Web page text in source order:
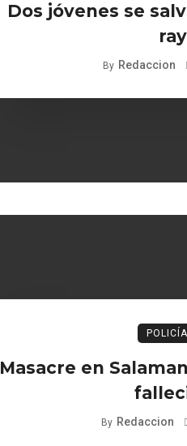
Dos jóvenes se
By Redaccion
Masacre en
By Redaccion